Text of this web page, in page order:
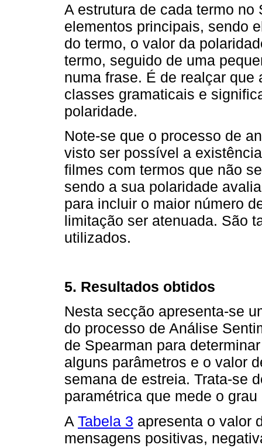
A estrutura de cada termo
elementos principais, sendo
do termo, o valor da
termo, seguido de uma
numa frase. É de realçar
classes gramaticais e
polaridade.
Note-se que o processo de
visto ser possível a
filmes com termos que não
sendo a sua polaridade
para incluir o maior número
limitação ser atenuada. São
utilizados.
5. Resultados obtidos
Nesta secção apresenta-se
do processo de Análise
de Spearman para
alguns parâmetros e o valor
semana de estreia. Trata-se
paramétrica que mede o
A Tabela 3 apresenta o valor
mensagens positivas,